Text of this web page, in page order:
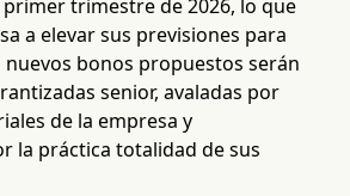
trimestre de 2026, lo que
a elevar sus previsiones para
nuevos bonos propuestos serán
senior, avaladas por
de la empresa y
la práctica totalidad de sus